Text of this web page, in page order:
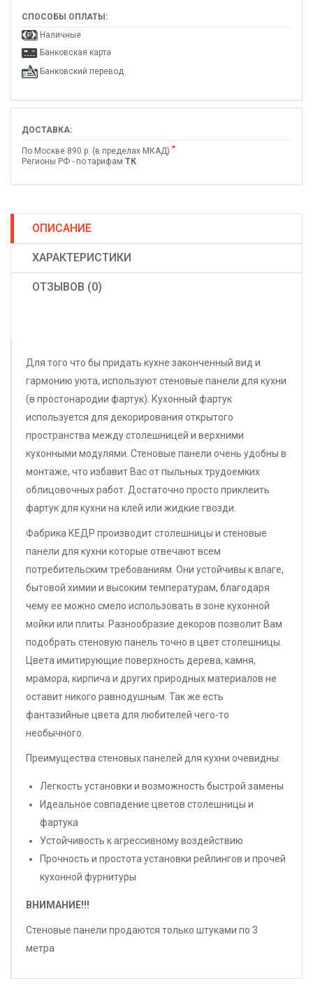
СПОСОБЫ ОПЛАТЫ:
Наличные
Банковская карта
Банковский перевод
ДОСТАВКА:
По Москве 890 р. (в пределах МКАД) *
Регионы РФ - по тарифам ТК
ОПИСАНИЕ
ХАРАКТЕРИСТИКИ
ОТЗЫВОВ (0)
Для того что бы придать кухне законченный вид и
гармонию уюта, используют стеновые панели для кухни
(в простонародии фартук). Кухонный фартук
используется для декорирования открытого
пространства между столешницей и верхними
кухонными модулями. Стеновые панели очень удобны в
монтаже, что избавит Вас от пыльных трудоемких
облицовочных работ. Достаточно просто приклеить
фартук для кухни на клей или жидкие гвозди.
Фабрика КЕДР производит столешницы и стеновые
панели для кухни которые отвечают всем
потребительским требованиям. Они устойчивы к влаге,
бытовой химии и высоким температурам, благодаря
чему ее можно смело использовать в зоне кухонной
мойки или плиты. Разнообразие декоров позволит Вам
подобрать стеновую панель точно в цвет столешницы.
Цвета имитирующие поверхность дерева, камня,
мрамора, кирпича и других природных материалов не
оставит никого равнодушным. Так же есть
фантазийные цвета для любителей чего-то
необычного.
Преимущества стеновых панелей для кухни очевидны:
Легкость установки и возможность быстрой замены
Идеальное совпадение цветов столешницы и
фартука
Устойчивость к агрессивному воздействию
Прочность и простота установки рейлингов и прочей
кухонной фурнитуры
ВНИМАНИЕ!!!
Стеновые панели продаются только штуками по 3
метра